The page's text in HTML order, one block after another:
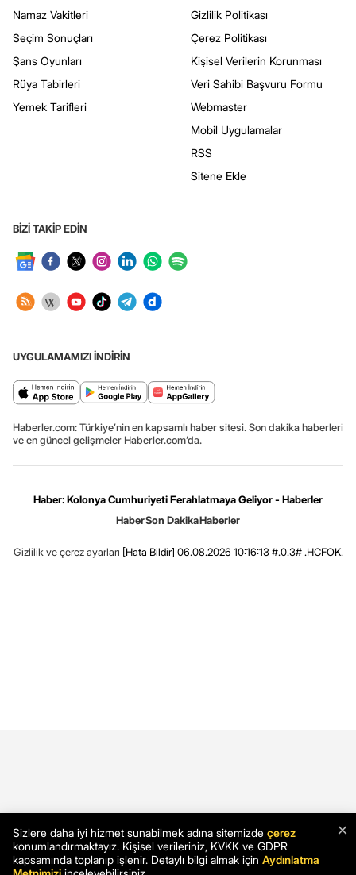
Namaz Vakitleri
Seçim Sonuçları
Şans Oyunları
Rüya Tabirleri
Yemek Tarifleri
Gizlilik Politikası
Çerez Politikası
Kişisel Verilerin Korunması
Veri Sahibi Başvuru Formu
Webmaster
Mobil Uygulamalar
RSS
Sitene Ekle
BİZİ TAKİP EDİN
UYGULAMAMIZI İNDİRİN
Haberler.com: Türkiye’nin en kapsamlı haber sitesi. Son dakika haberleri
ve en güncel gelişmeler Haberler.com’da.
Haber: Kolonya Cumhuriyeti Ferahlatmaya Geliyor - Haberler
HaberSon DakikaHaberler
Gizlilik ve çerez ayarları [Hata Bildir] 06.08.2026 10:16:13 #.0.3# .HCFOK.
×
Sizlere daha iyi hizmet sunabilmek adına sitemizde çerez
konumlandırmaktayız. Kişisel verileriniz, KVKK ve GDPR
kapsamında toplanıp işlenir. Detaylı bilgi almak için Aydınlatma